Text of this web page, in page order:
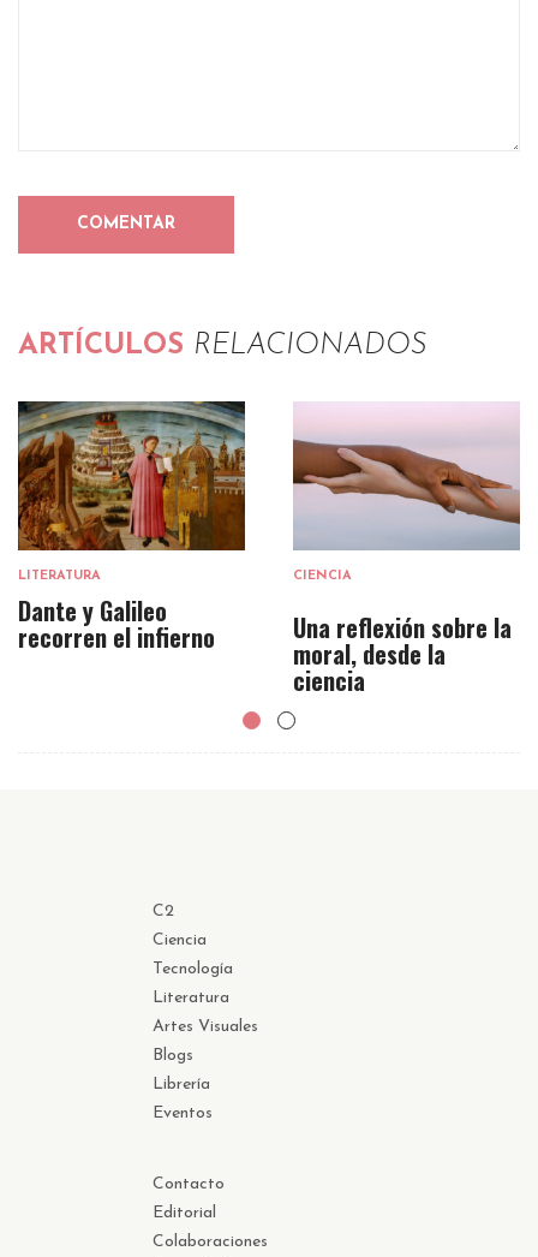
ARTÍCULOS RELACIONADOS
LITERATURA
Dante y Galileo
recorren el infierno
CIENCIA
Una reflexión sobre la
moral, desde la
ciencia
C2
Ciencia
Tecnología
Literatura
Artes Visuales
Blogs
Librería
Eventos
Contacto
Editorial
Colaboraciones